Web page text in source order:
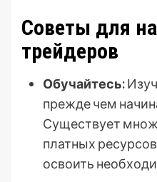
Советы для
трейдеров
Обучайтесь:
прежде чем
Существует
платных
освоить